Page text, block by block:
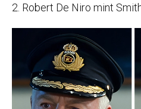
2. Robert De Niro mint